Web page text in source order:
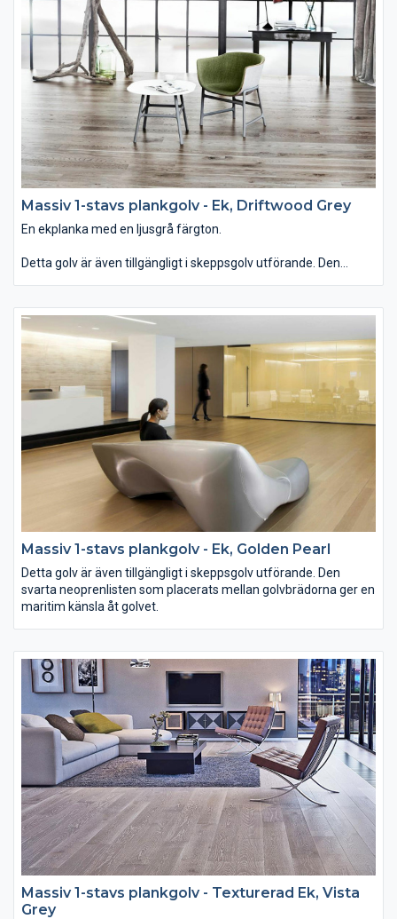
Massiv 1-stavs plankgolv - Ek, Driftwood Grey
En ekplanka med en ljusgrå färgton.
Detta golv är även tillgängligt i skeppsgolv utförande. Den
Massiv 1-stavs plankgolv - Ek, Golden Pearl
Detta golv är även tillgängligt i skeppsgolv utförande. Den
svarta neoprenlisten som placerats mellan golvbrädorna ger en
maritim känsla åt golvet.
Massiv 1-stavs plankgolv - Texturerad Ek, Vista
Grey